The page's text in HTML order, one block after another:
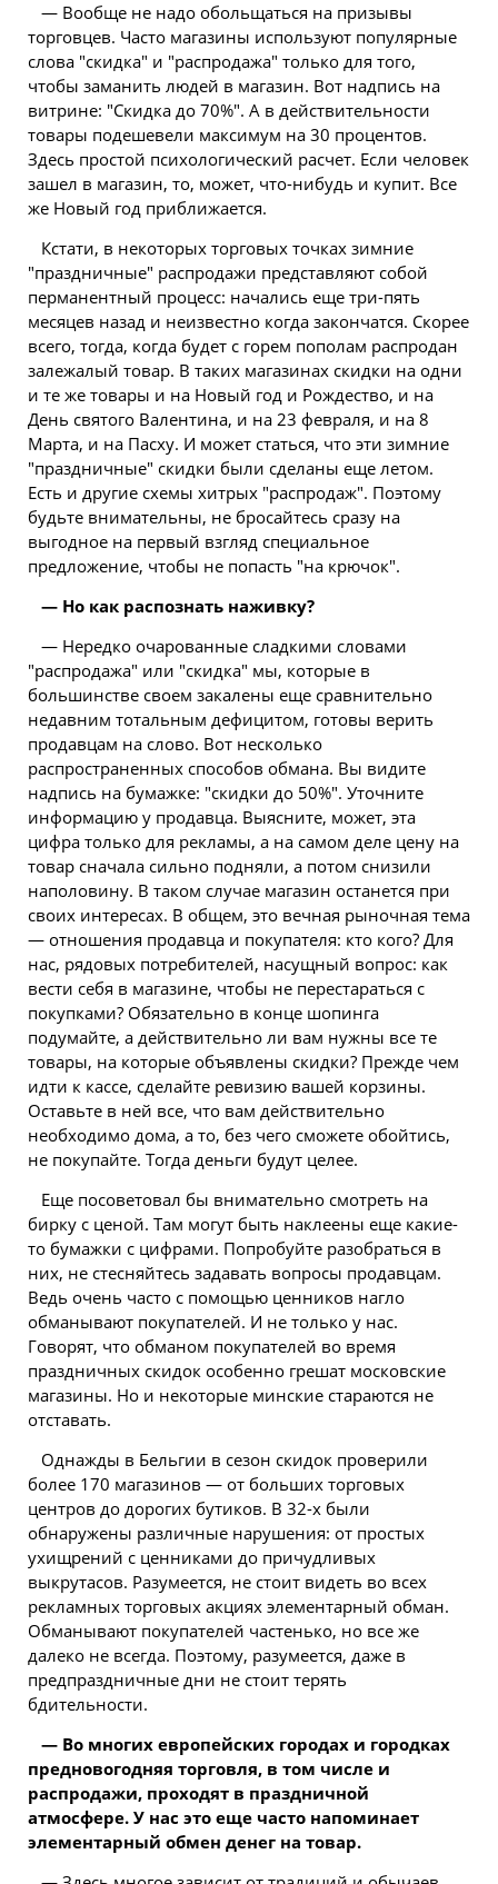
— Вообще не надо обольщаться на призывы
торговцев. Часто магазины используют популярные
слова "скидка" и "распродажа" только для того,
чтобы заманить людей в магазин. Вот надпись на
витрине: "Скидка до 70%". А в действительности
товары подешевели максимум на 30 процентов.
Здесь простой психологический расчет. Если человек
зашел в магазин, то, может, что-нибудь и купит. Все
же Новый год приближается.
Кстати, в некоторых торговых точках зимние
"праздничные" распродажи представляют собой
перманентный процесс: начались еще три-пять
месяцев назад и неизвестно когда закончатся. Скорее
всего, тогда, когда будет с горем пополам распродан
залежалый товар. В таких магазинах скидки на одни
и те же товары и на Новый год и Рождество, и на
День святого Валентина, и на 23 февраля, и на 8
Марта, и на Пасху. И может статься, что эти зимние
"праздничные" скидки были сделаны еще летом.
Есть и другие схемы хитрых "распродаж". Поэтому
будьте внимательны, не бросайтесь сразу на
выгодное на первый взгляд специальное
предложение, чтобы не попасть "на крючок".
— Но как распознать наживку?
— Нередко очарованные сладкими словами
"распродажа" или "скидка" мы, которые в
большинстве своем закалены еще сравнительно
недавним тотальным дефицитом, готовы верить
продавцам на слово. Вот несколько
распространенных способов обмана. Вы видите
надпись на бумажке: "скидки до 50%". Уточните
информацию у продавца. Выясните, может, эта
цифра только для рекламы, а на самом деле цену на
товар сначала сильно подняли, а потом снизили
наполовину. В таком случае магазин останется при
своих интересах. В общем, это вечная рыночная тема
— отношения продавца и покупателя: кто кого? Для
нас, рядовых потребителей, насущный вопрос: как
вести себя в магазине, чтобы не перестараться с
покупками? Обязательно в конце шопинга
подумайте, а действительно ли вам нужны все те
товары, на которые объявлены скидки? Прежде чем
идти к кассе, сделайте ревизию вашей корзины.
Оставьте в ней все, что вам действительно
необходимо дома, а то, без чего сможете обойтись,
не покупайте. Тогда деньги будут целее.
Еще посоветовал бы внимательно смотреть на
бирку с ценой. Там могут быть наклеены еще какие-
то бумажки с цифрами. Попробуйте разобраться в
них, не стесняйтесь задавать вопросы продавцам.
Ведь очень часто с помощью ценников нагло
обманывают покупателей. И не только у нас.
Говорят, что обманом покупателей во время
праздничных скидок особенно грешат московские
магазины. Но и некоторые минские стараются не
отставать.
Однажды в Бельгии в сезон скидок проверили
более 170 магазинов — от больших торговых
центров до дорогих бутиков. В 32-х были
обнаружены различные нарушения: от простых
ухищрений с ценниками до причудливых
выкрутасов. Разумеется, не стоит видеть во всех
рекламных торговых акциях элементарный обман.
Обманывают покупателей частенько, но все же
далеко не всегда. Поэтому, разумеется, даже в
предпраздничные дни не стоит терять
бдительности.
— Во многих европейских городах и городках
предновогодняя торговля, в том числе и
распродажи, проходят в праздничной
атмосфере. У нас это еще часто напоминает
элементарный обмен денег на товар.